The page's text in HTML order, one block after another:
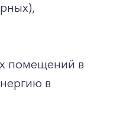
помещений в
в